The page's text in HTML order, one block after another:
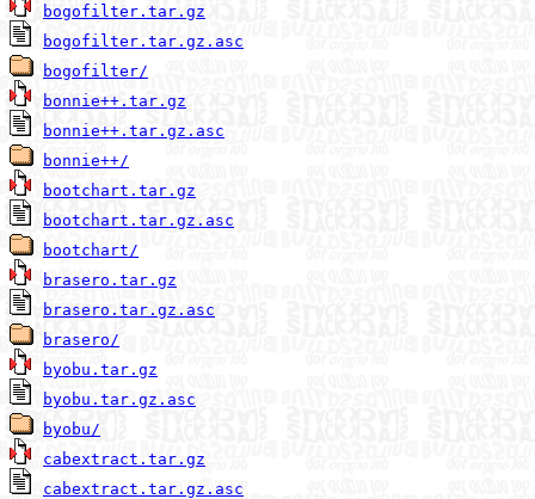
bogofilter.tar.gz
bogofilter.tar.gz.asc
bogofilter/
bonnie++.tar.gz
bonnie++.tar.gz.asc
bonnie++/
bootchart.tar.gz
bootchart.tar.gz.asc
bootchart/
brasero.tar.gz
brasero.tar.gz.asc
brasero/
byobu.tar.gz
byobu.tar.gz.asc
byobu/
cabextract.tar.gz
cabextract.tar.gz.asc